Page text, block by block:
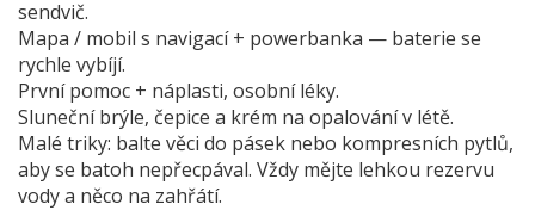
sendvič.
Mapa / mobil s navigací + powerbanka — baterie se
rychle vybíjí.
První pomoc + náplasti, osobní léky.
Sluneční brýle, čepice a krém na opalování v létě.
Malé triky: balte věci do pásek nebo kompresních pytlů,
aby se batoh nepřecpával. Vždy mějte lehkou rezervu
vody a něco na zahřátí.